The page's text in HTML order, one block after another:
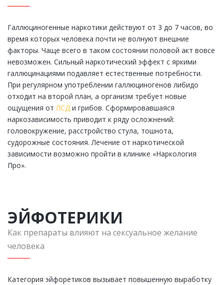
Галлюциногенные наркотики действуют от 3 до 7 часов, во
время которых человека почти не волнуют внешние
факторы. Чаще всего в таком состоянии половой акт вовсе
невозможен. Сильный наркотический эффект с яркими
галлюцинациями подавляет естественные потребности.
При регулярном употреблении галлюциногенов либидо
отходит на второй план, а организм требует новые
ощущения отЛСД и грибов. Сформировавшаяся
наркозависимость приводит к ряду осложнений:
головокружение, расстройство стула, тошнота,
судорожные состояния. Лечение от наркотической
зависимости возможно пройти в клинике «Наркология
Про».
ЭЙФОТЕРИКИ
Как препараты влияют на сексуальное желание
человека
Категория эйфоретиков вызывает повышенную выработку